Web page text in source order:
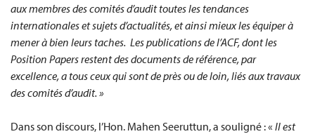
aux membres des comités d’audit toutes les tendances
internationales et sujets d’actualités, et ainsi mieux les équiper à
mener à bien leurs taches. Les publications de l’ACF, dont les
Position Papers restent des documents de référence, par
excellence, a tous ceux qui sont de près ou de loin, liés aux travaux
des comités d’audit. »
Dans son discours, l’Hon. Mahen Seeruttun, a souligné : « Il est